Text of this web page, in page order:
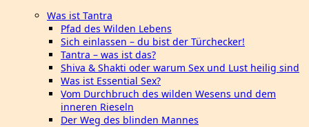
Was ist Tantra
Pfad des Wilden Lebens
Sich einlassen – du bist der Türchecker!
Tantra – was ist das?
Shiva & Shakti oder warum Sex und Lust heilig sind
Was ist Essential Sex?
Vom Durchbruch des wilden Wesens und dem
inneren Rieseln
Der Weg des blinden Mannes